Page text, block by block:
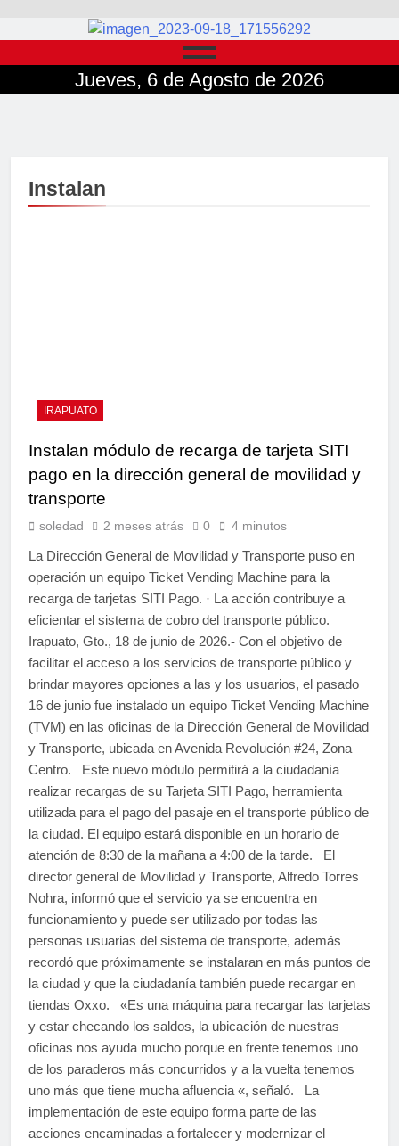
Jueves, 6 de Agosto de 2026
Instalan
IRAPUATO
Instalan módulo de recarga de tarjeta SITI
pago en la dirección general de movilidad y
transporte
soledad 2 meses atrás 0 4 minutos
La Dirección General de Movilidad y Transporte puso en
operación un equipo Ticket Vending Machine para la
recarga de tarjetas SITI Pago. · La acción contribuye a
eficientar el sistema de cobro del transporte público.
Irapuato, Gto., 18 de junio de 2026.- Con el objetivo de
facilitar el acceso a los servicios de transporte público y
brindar mayores opciones a las y los usuarios, el pasado
16 de junio fue instalado un equipo Ticket Vending Machine
(TVM) en las oficinas de la Dirección General de Movilidad
y Transporte, ubicada en Avenida Revolución #24, Zona
Centro. Este nuevo módulo permitirá a la ciudadanía
realizar recargas de su Tarjeta SITI Pago, herramienta
utilizada para el pago del pasaje en el transporte público de
la ciudad. El equipo estará disponible en un horario de
atención de 8:30 de la mañana a 4:00 de la tarde. El
director general de Movilidad y Transporte, Alfredo Torres
Nohra, informó que el servicio ya se encuentra en
funcionamiento y puede ser utilizado por todas las
personas usuarias del sistema de transporte, además
recordó que próximamente se instalaran en más puntos de
la ciudad y que la ciudadanía también puede recargar en
tiendas Oxxo. «Es una máquina para recargar las tarjetas
y estar checando los saldos, la ubicación de nuestras
oficinas nos ayuda mucho porque en frente tenemos uno
de los paraderos más concurridos y a la vuelta tenemos
uno más que tiene mucha afluencia «, señaló. La
implementación de este equipo forma parte de las
acciones encaminadas a fortalecer y modernizar el